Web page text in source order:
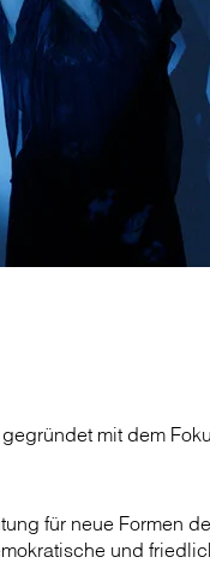
mit dem
für neue Formen
und